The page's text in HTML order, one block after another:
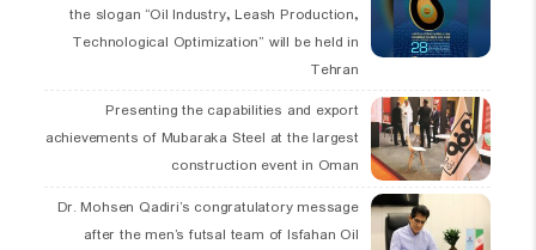
the slogan “Oil Industry, Leash Production,
Technological Optimization” will be held in
Tehran
Presenting the capabilities and export
achievements of Mubaraka Steel at the largest
construction event in Oman
Dr. Mohsen Qadiri’s congratulatory message
after the men’s futsal team of Isfahan Oil